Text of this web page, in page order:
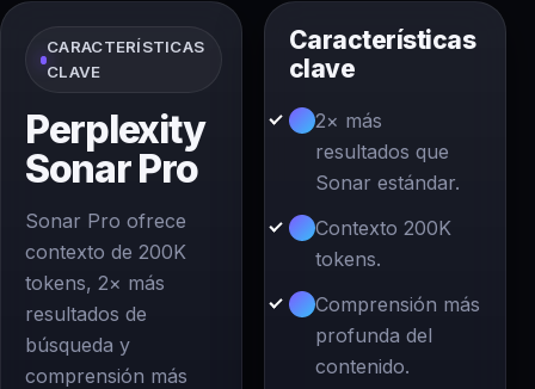
CARACTERÍSTICAS
CLAVE
Perplexity
Sonar Pro
Sonar Pro ofrece
contexto de 200K
tokens, 2× más
resultados de
búsqueda y
comprensión más
Características
clave
2× más
resultados que
Sonar estándar.
Contexto 200K
tokens.
Comprensión más
profunda del
contenido.